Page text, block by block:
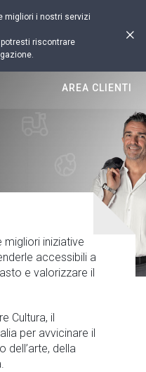
migliori i nostri servizi
riscontrare
AREA CLIENTI
migliori iniziative
accessibili a
e valorizzare il
Cultura, il
per avvicinare il
dell’arte, della